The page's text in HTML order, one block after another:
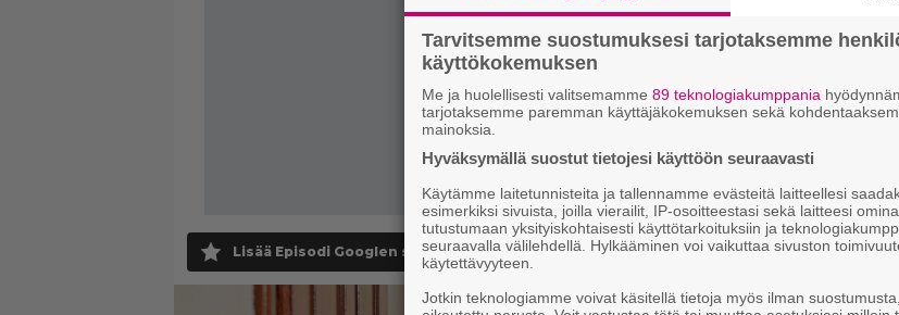
Lisää Episodi Googlen suosituksi lähteeksi
Tarvitsemme suostumuksesi tarjotaksemme
käyttökokemuksen
Me ja huolellisesti valitsemamme 89 teknologiakumppania
tarjotaksemme paremman käyttäjäkokemuksen sekä
mainoksia.
Hyväksymällä suostut tietojesi käyttöön seuraavasti
Käytämme laitetunnisteita ja tallennamme evästeitä laitteellesi
esimerkiksi sivuista, joilla vierailit, IP-osoitteestasi sekä laitteesi
tutustumaan yksityiskohtaisesti käyttötarkoituksiin ja
seuraavalla välilehdellä. Hylkääminen voi vaikuttaa sivuston
käytettävyyteen.
Jotkin teknologiamme voivat käsitellä tietoja myös ilman